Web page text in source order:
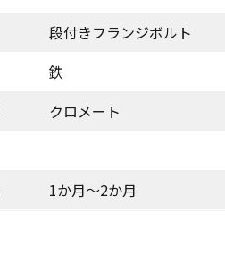
段付きフランジボルト
鉄
クロメート
1か月～2か月